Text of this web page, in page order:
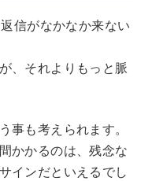
信がなかなか来ない
、それよりもっと脈
事も考えられます。
かかるのは、残念な
インだといえるでし